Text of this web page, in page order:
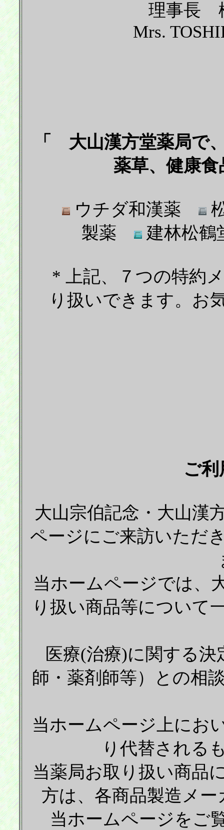
理事長
Mrs.
「 大山漢方堂薬局で
薬草、健康
ウチダ和漢薬
製薬
建林松
* 上記、７つの特約
り扱いできます。お
ご
大山宗伯記念・大山漢
ページにご来訪いただ
当ホームページでは、
り扱い商品等について
医療(治療)に関する決
師・薬剤師等）との相
当ホームページ上にお
り代替される
当薬局お取り扱い商品
方は、各商品製造メ
当ホームページをご